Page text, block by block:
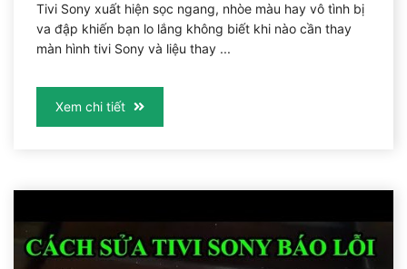
Tivi Sony xuất hiện sọc ngang, nhòe màu hay vô tình bị
va đập khiến bạn lo lắng không biết khi nào cần thay
màn hình tivi Sony và liệu thay ...
Xem chi tiết